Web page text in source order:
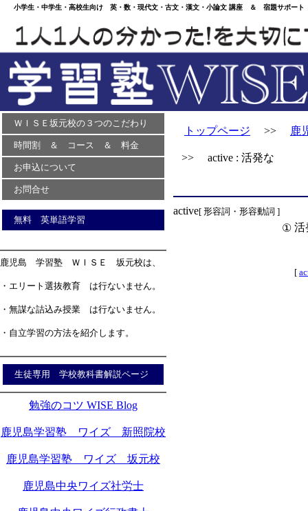
小学生・中学生・高校生向け 英・数・現代文・古文・漢文・小論文 講座 ＆ 宿題サポー
ＷＩＳＥ坂元校の３つのこだわり
時間割 ＆ コース ＆ 料金
お申込について
お問合せ
無料 英単語学習
鹿児島 学習塾 ＷＩＳＥ 坂元校は、
・エリート選抜教育 は行ないません。
・無謀な詰込み授業 は行ないません。
・自立学習の方法を紹介します。
生徒専用 学校教科書解説ページ
勉強のコツ WISE Blog
鹿児島学習塾 ワイズ 新照院校
鹿児島学習塾 ワイズ 坂元校
鹿児島中央ワイズ社労士
トップページ >> 鹿
>> active : 活発な
active[ 形容詞・形容動詞 ]
① 活
[